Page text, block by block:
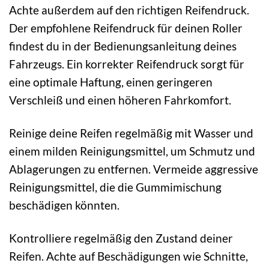
Achte außerdem auf den richtigen Reifendruck.
Der empfohlene Reifendruck für deinen Roller
findest du in der Bedienungsanleitung deines
Fahrzeugs. Ein korrekter Reifendruck sorgt für
eine optimale Haftung, einen geringeren
Verschleiß und einen höheren Fahrkomfort.
Reinige deine Reifen regelmäßig mit Wasser und
einem milden Reinigungsmittel, um Schmutz und
Ablagerungen zu entfernen. Vermeide aggressive
Reinigungsmittel, die die Gummimischung
beschädigen könnten.
Kontrolliere regelmäßig den Zustand deiner
Reifen. Achte auf Beschädigungen wie Schnitte,